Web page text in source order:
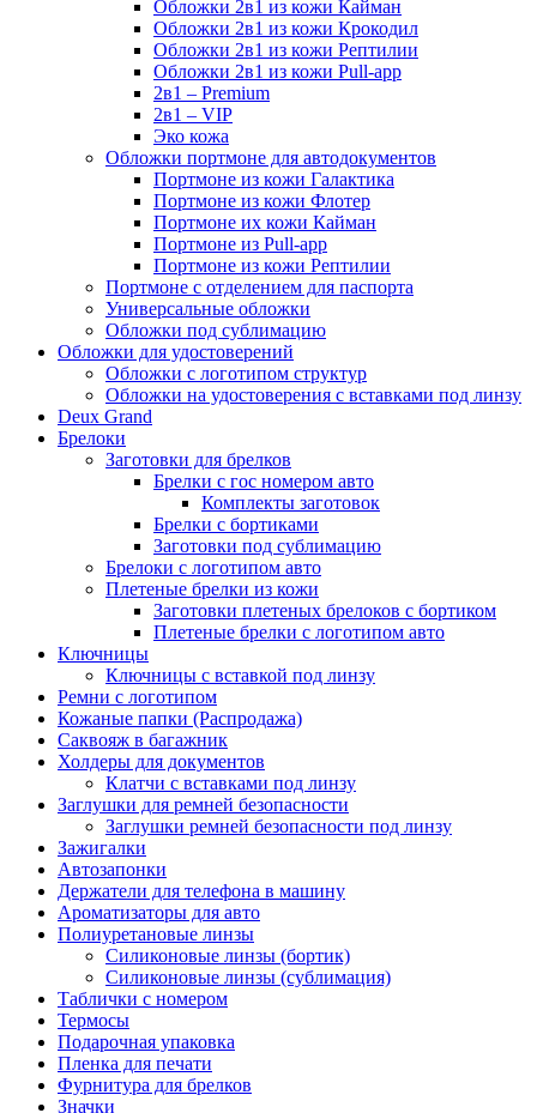
Обложки 2в1 из кожи Кайман
Обложки 2в1 из кожи Крокодил
Обложки 2в1 из кожи Рептилии
Обложки 2в1 из кожи Pull-app
2в1 – Premium
2в1 – VIP
Эко кожа
Обложки портмоне для автодокументов
Портмоне из кожи Галактика
Портмоне из кожи Флотер
Портмоне их кожи Кайман
Портмоне из Pull-app
Портмоне из кожи Рептилии
Портмоне с отделением для паспорта
Универсальные обложки
Обложки под сублимацию
Обложки для удостоверений
Обложки с логотипом структур
Обложки на удостоверения с вставками под линзу
Deux Grand
Брелоки
Заготовки для брелков
Брелки с гос номером авто
Комплекты заготовок
Брелки с бортиками
Заготовки под сублимацию
Брелоки с логотипом авто
Плетеные брелки из кожи
Заготовки плетеных брелоков с бортиком
Плетеные брелки с логотипом авто
Ключницы
Ключницы с вставкой под линзу
Ремни с логотипом
Кожаные папки (Распродажа)
Саквояж в багажник
Холдеры для документов
Клатчи с вставками под линзу
Заглушки для ремней безопасности
Заглушки ремней безопасности под линзу
Зажигалки
Автозапонки
Держатели для телефона в машину
Ароматизаторы для авто
Полиуретановые линзы
Силиконовые линзы (бортик)
Силиконовые линзы (сублимация)
Таблички с номером
Термосы
Подарочная упаковка
Пленка для печати
Фурнитура для брелков
Значки